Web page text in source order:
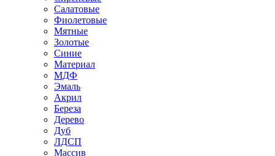
Салатовые
Фиолетовые
Мятные
Золотые
Синие
Материал
МДФ
Эмаль
Акрил
Береза
Дерево
Дуб
ЛДСП
Массив